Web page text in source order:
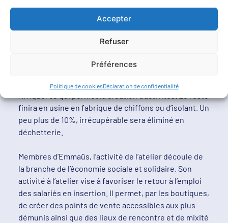
Accepter
Refuser
Préférences
Politique de cookiesDéclaration de confidentialité
Son activité permet de remettre en circulation du
destination de personnes défavorisées.
(l’Export), ira vers d’autres tris en Europe ou en
finira en usine en fabrique de chiffons ou d’isolant. Un
peu plus de 10%, irrécupérable sera éliminé en
déchetterie.
Membres d’Emmaüs, l’activité de l’atelier découle de
la branche de l’économie sociale et solidaire. Son
activité à l’atelier vise à favoriser le retour à l’emploi
des salariés en insertion. Il permet, par les boutiques,
de créer des points de vente accessibles aux plus
démunis ainsi que des lieux de rencontre et de mixité